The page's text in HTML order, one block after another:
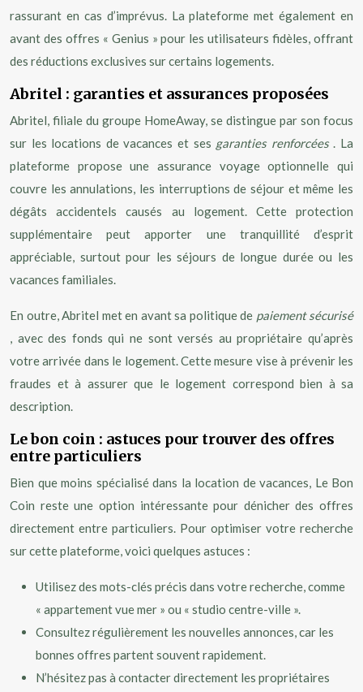
rassurant en cas d’imprévus. La plateforme met également en
avant des offres « Genius » pour les utilisateurs fidèles, offrant
des réductions exclusives sur certains logements.
Abritel : garanties et assurances proposées
Abritel, filiale du groupe HomeAway, se distingue par son focus
sur les locations de vacances et ses garanties renforcées. La
plateforme propose une assurance voyage optionnelle qui
couvre les annulations, les interruptions de séjour et même les
dégâts accidentels causés au logement. Cette protection
supplémentaire peut apporter une tranquillité d’esprit
appréciable, surtout pour les séjours de longue durée ou les
vacances familiales.
En outre, Abritel met en avant sa politique de paiement sécurisé
, avec des fonds qui ne sont versés au propriétaire qu’après
votre arrivée dans le logement. Cette mesure vise à prévenir les
fraudes et à assurer que le logement correspond bien à sa
description.
Le bon coin : astuces pour trouver des offres
entre particuliers
Bien que moins spécialisé dans la location de vacances, Le Bon
Coin reste une option intéressante pour dénicher des offres
directement entre particuliers. Pour optimiser votre recherche
sur cette plateforme, voici quelques astuces :
Utilisez des mots-clés précis dans votre recherche, comme
« appartement vue mer » ou « studio centre-ville ».
Consultez régulièrement les nouvelles annonces, car les
bonnes offres partent souvent rapidement.
N’hésitez pas à contacter directement les propriétaires